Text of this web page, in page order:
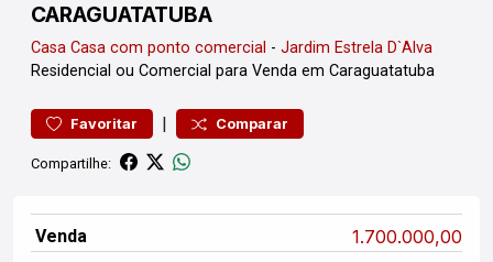
CARAGUATATUBA
Casa Casa com ponto comercial - Jardim Estrela D`Alva
Residencial ou Comercial para Venda em Caraguatatuba
Favoritar | Comparar
Compartilhe:
Venda 1.700.000,00